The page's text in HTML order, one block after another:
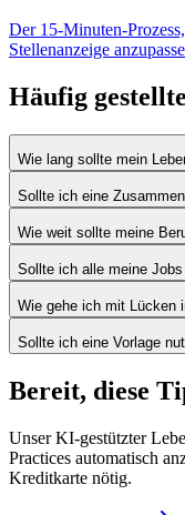
Der 15-Minuten-
Stellenanzeige
Häufig
Wie lang sollte mein
Sollte ich eine
Wie weit sollte meine
Sollte ich alle meine
Wie gehe ich mit Lücken
Sollte ich eine Vorlage
Bereit, diese
Unser KI-gestützter
Practices automatisch
Kreditkarte nötig.